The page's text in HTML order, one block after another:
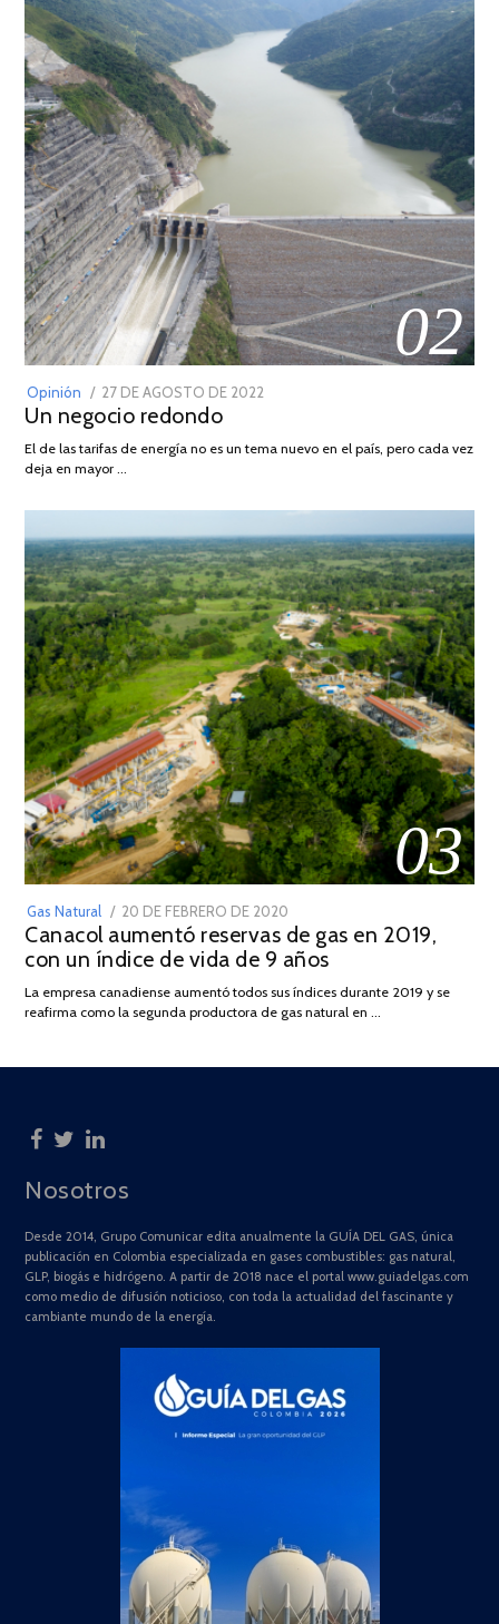
02
Opinión
POSTED
ON
27 DE AGOSTO DE 2022
DE
Un negocio redondo
El de las tarifas de energía no es un tema nuevo en el país, pero cada vez
deja en mayor …
03
Gas Natural
POSTED
ON
20 DE FEBRERO DE 2020
DE
JULIO
2025
Canacol aumentó reservas de gas en 2019,
con un índice de vida de 9 años
La empresa canadiense aumentó todos sus índices durante 2019 y se
reafirma como la segunda productora de gas natural en …
Nosotros
Desde 2014, Grupo Comunicar edita anualmente la GUÍA DEL GAS, única
publicación en Colombia especializada en gases combustibles: gas natural,
GLP, biogás e hidrógeno. A partir de 2018 nace el portal www.guiadelgas.com
como medio de difusión noticioso, con toda la actualidad del fascinante y
cambiante mundo de la energía.